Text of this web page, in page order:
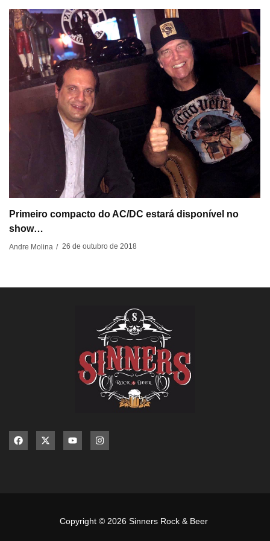
Primeiro compacto do AC/DC estará disponível no
show…
Andre Molina / 26 de outubro de 2018
Copyright © 2026 Sinners Rock & Beer